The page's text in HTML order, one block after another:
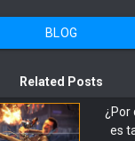
BLOG
Related Posts
¿Por
es